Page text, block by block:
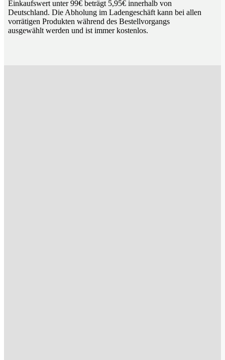
Einkaufswert unter 99€ beträgt 5,95€ innerhalb von
Deutschland. Die Abholung im Ladengeschäft kann bei allen
vorrätigen Produkten während des Bestellvorgangs
ausgewählt werden und ist immer kostenlos.